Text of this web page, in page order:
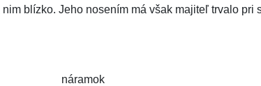
blízko. Jeho nosením má však majiteľ trvalo
náramok